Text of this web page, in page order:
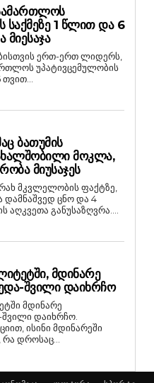
ᲡᲐᲥᲛᲔᲖᲔ 1 ᲬᲚᲘᲗ ᲓᲐ 6
ᲛᲘᲔᲡᲐᲯᲐ
ერთ-ერთ ლიდერს,
უპატივცემულობის
ᲑᲐᲗᲣᲛᲘᲡ
ᲛᲝᲙᲚᲐ,
ᲛᲘᲣᲡᲐᲯᲔᲡ
მკვლელობის ფაქტზე,
ცნო და 4
განუსაზღვრა....
ᲛᲓᲘᲜᲐᲠᲔ
ᲨᲕᲘᲚᲘ ᲓᲐᲘᲮᲠᲩᲝ
მდინარე
დაიხრჩო.
ისინი მდინარეში
დროსაც...